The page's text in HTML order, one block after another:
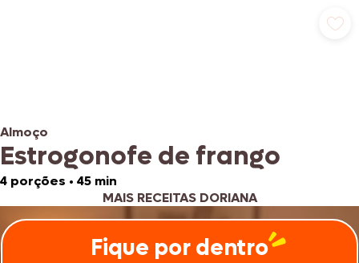
Almoço
Estrogonofe de frango
4 porções • 45 min
MAIS RECEITAS DORIANA
Fique por dentro